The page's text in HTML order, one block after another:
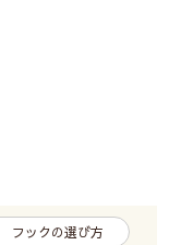
フックの選び方